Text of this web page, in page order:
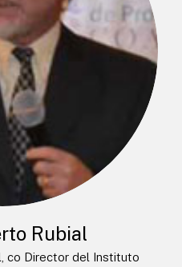
Rubial
co Director del Instituto